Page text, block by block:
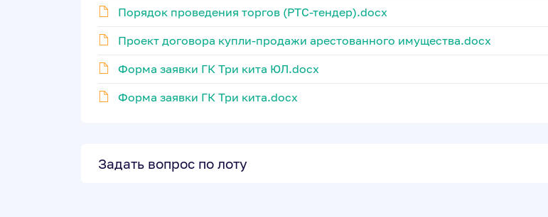
Порядок проведения торгов (РТС-тендер).docx
Проект договора купли-продажи арестованного имущества.docx
Форма заявки ГК Три кита ЮЛ.docx
Форма заявки ГК Три кита.docx
Задать вопрос по лоту